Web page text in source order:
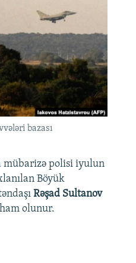
bazası
mübarizə polisi iyulun
Böyük
Rəşad Sultanov
olunur.